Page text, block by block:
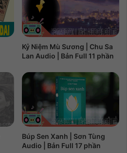
Kỷ Niệm Mù Sương | Chu Sa
Lan Audio | Bản Full 11 phần
Búp Sen Xanh | Sơn Tùng
Audio | Bản Full 17 phần